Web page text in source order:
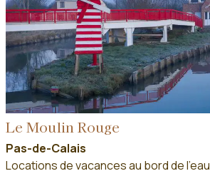
Le Moulin Rouge
Pas-de-Calais
Locations de vacances au bord de l'eau